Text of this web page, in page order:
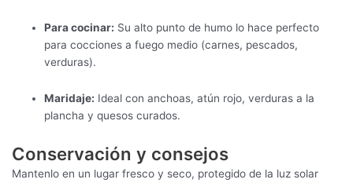
Para cocinar: Su alto punto de humo lo hace perfecto
para cocciones a fuego medio (carnes, pescados,
verduras).
Maridaje: Ideal con anchoas, atún rojo, verduras a la
plancha y quesos curados.
Conservación y consejos
Mantenlo en un lugar fresco y seco, protegido de la luz solar